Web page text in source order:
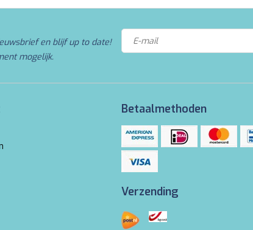
en blijf up to date!
mogelijk.
Betaalmethoden
Verzending